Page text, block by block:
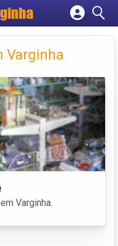
empresa
Varginha
Varginha.